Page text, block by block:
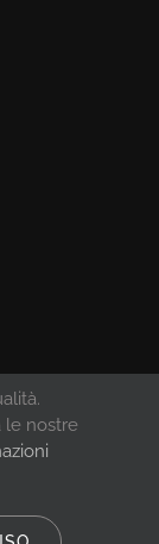
| Tutti i diritti
Stati Uniti e del
le nostre